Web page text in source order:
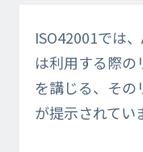
ISO42001では
は利用する際
を講じる、その
が提示されてい